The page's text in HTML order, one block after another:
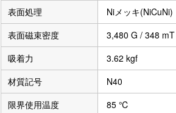
表面処理
Niメッキ(NiCuNi)
表面磁束密度
3,480 G / 348 mT
吸着力
3.62 kgf
材質記号
N40
限界使用温度
85 ℃